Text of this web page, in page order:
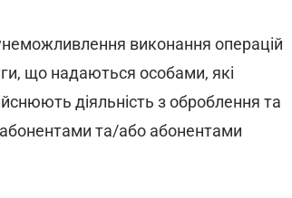
виконання операцій
що надаються особами, які
діяльність з оброблення та
абонентами та/або абонентами